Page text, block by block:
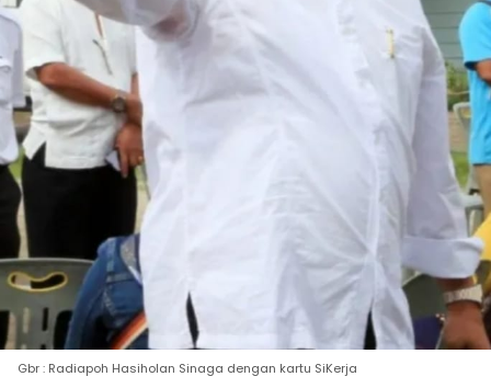
Gbr : Radiapoh Hasiholan Sinaga dengan kartu SiKerja